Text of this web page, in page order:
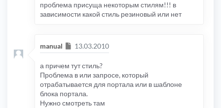
проблема присуща некоторым стилям!!! в
зависимости какой стиль резиновый или нет
manual Сообщение
13.03.2010
а причем тут стиль?
Проблема в или запросе, который
отрабатывается для портала или в шаблоне
блока портала.
Нужно смотреть там